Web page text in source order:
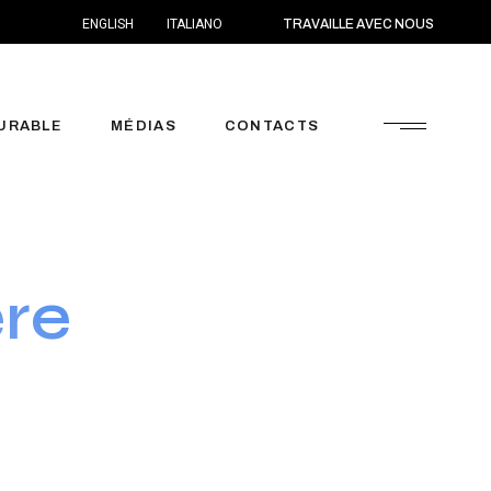
ENGLISH ITALIANO TRAVAILLE AVEC NOUS
MÉDIAS CONTACTS